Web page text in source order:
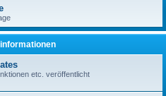
etc. veröffentlicht